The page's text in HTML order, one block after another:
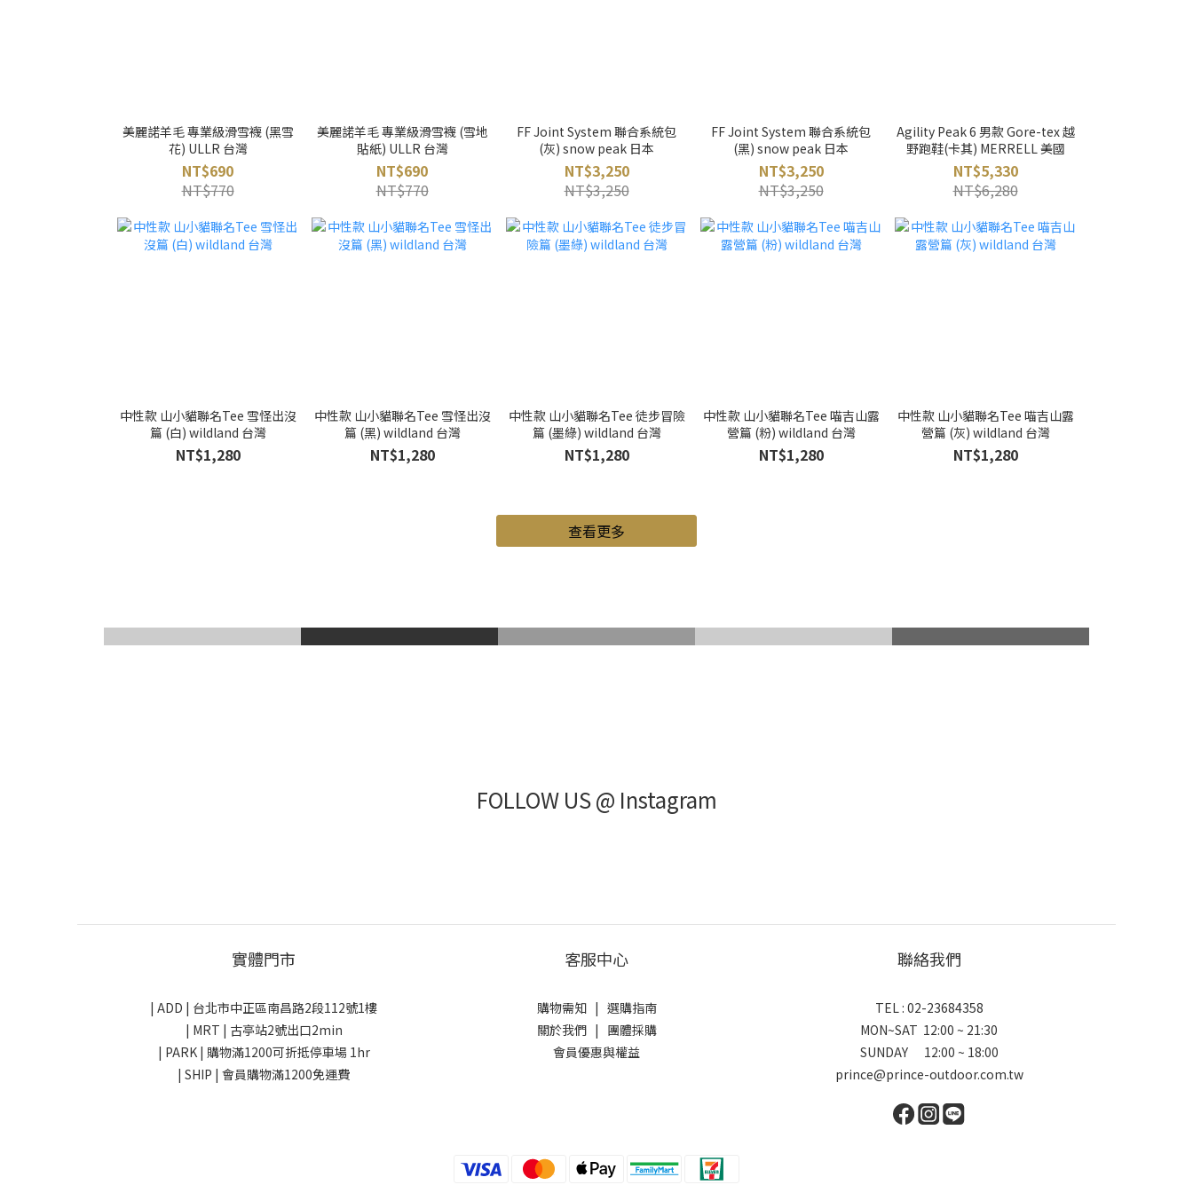
美麗諾羊毛 專業級滑雪襪 (黑雪
花) ULLR 台灣
NT$690
NT$770
美麗諾羊毛 專業級滑雪襪 (雪地
貼紙) ULLR 台灣
NT$690
NT$770
FF Joint System 聯合系統包
(灰) snow peak 日本
NT$3,250
NT$3,250
FF Joint System 聯合系統包
(黑) snow peak 日本
NT$3,250
NT$3,250
Agility Peak 6 男款 Gore-tex 越
野跑鞋(卡其) MERRELL 美國
NT$5,330
NT$6,280
中性款 山小貓聯名Tee 雪怪出沒
篇 (白) wildland 台灣
NT$1,280
中性款 山小貓聯名Tee 雪怪出沒
篇 (黑) wildland 台灣
NT$1,280
中性款 山小貓聯名Tee 徒步冒險
篇 (墨綠) wildland 台灣
NT$1,280
中性款 山小貓聯名Tee 喵吉山露
營篇 (粉) wildland 台灣
NT$1,280
中性款 山小貓聯名Tee 喵吉山露
營篇 (灰) wildland 台灣
NT$1,280
查看更多
滑雪風鏡 登山鞋 Gore-Tex 登山杖 滑雪護具
FOLLOW US @ Instagram
實體門市
| ADD | 台北市中正區南昌路2段112號1樓
| MRT | 古亭站2號出口2min
| PARK | 購物滿1200可折抵停車場 1hr
| SHIP | 會員購物滿1200免運費
客服中心
購物需知| 選購指南
關於我們| 團體採購
會員優惠與權益
聯絡我們
TEL : 02-23684358
MON~SAT 12:00 ~ 21:30
SUNDAY 12:00 ~ 18:00
prince@prince-outdoor.com.tw